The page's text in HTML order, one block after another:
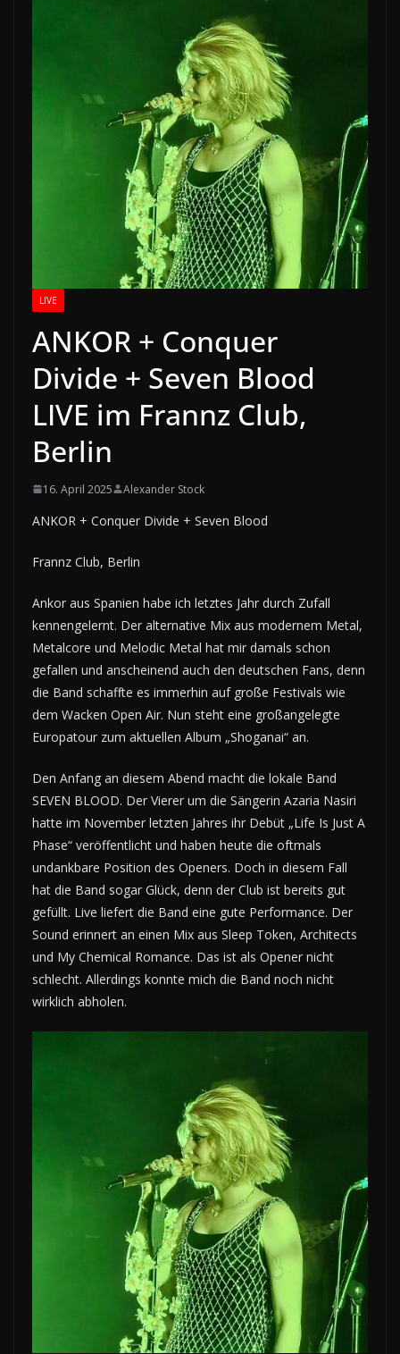
LIVE
ANKOR + Conquer
Divide + Seven Blood
LIVE im Frannz Club,
Berlin
16. April 2025 Alexander Stock
ANKOR + Conquer Divide + Seven Blood
Frannz Club, Berlin
Ankor aus Spanien habe ich letztes Jahr durch Zufall
kennengelernt. Der alternative Mix aus modernem Metal,
Metalcore und Melodic Metal hat mir damals schon
gefallen und anscheinend auch den deutschen Fans, denn
die Band schaffte es immerhin auf große Festivals wie
dem Wacken Open Air. Nun steht eine großangelegte
Europatour zum aktuellen Album „Shoganai“ an.
Den Anfang an diesem Abend macht die lokale Band
SEVEN BLOOD. Der Vierer um die Sängerin Azaria Nasiri
hatte im November letzten Jahres ihr Debüt „Life Is Just A
Phase“ veröffentlicht und haben heute die oftmals
undankbare Position des Openers. Doch in diesem Fall
hat die Band sogar Glück, denn der Club ist bereits gut
gefüllt. Live liefert die Band eine gute Performance. Der
Sound erinnert an einen Mix aus Sleep Token, Architects
und My Chemical Romance. Das ist als Opener nicht
schlecht. Allerdings konnte mich die Band noch nicht
wirklich abholen.